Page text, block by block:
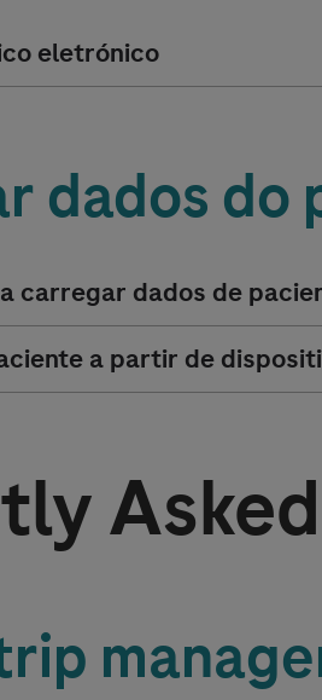
eletrónico
dados do
carregar dados de
a partir de